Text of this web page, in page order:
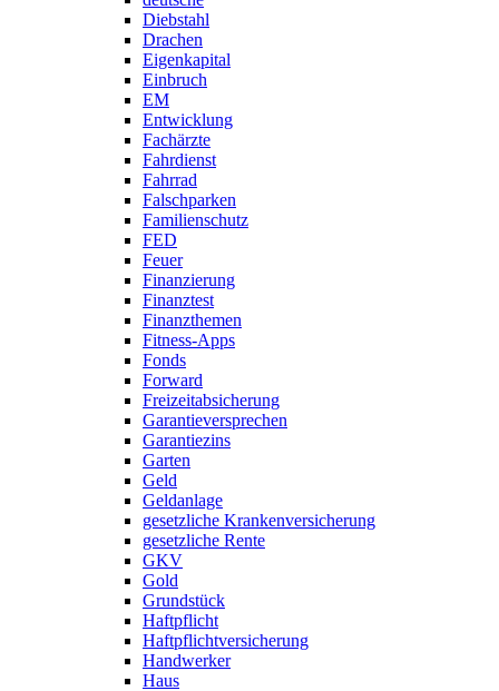
Diebstahl
Drachen
Eigenkapital
Einbruch
EM
Entwicklung
Fachärzte
Fahrdienst
Fahrrad
Falschparken
Familienschutz
FED
Feuer
Finanzierung
Finanztest
Finanzthemen
Fitness-Apps
Fonds
Forward
Freizeitabsicherung
Garantieversprechen
Garantiezins
Garten
Geld
Geldanlage
gesetzliche Krankenversicherung
gesetzliche Rente
GKV
Gold
Grundstück
Haftpflicht
Haftpflichtversicherung
Handwerker
Haus